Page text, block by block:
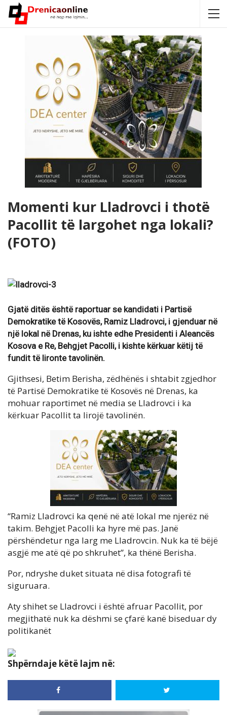
Momenti kur Lladrovci i thotë
Pacollit të largohet nga lokali?
(FOTO)
Gjatë ditës është raportuar se kandidati i Partisë
Demokratike të Kosovës, Ramiz Lladrovci, i gjenduar në
një lokal në Drenas, ku ishte edhe Presidenti i Aleancës
Kosova e Re, Behgjet Pacolli, i kishte kërkuar këtij të
fundit të lironte tavolinën.
Gjithsesi, Betim Berisha, zëdhënës i shtabit zgjedhor
të Partisë Demokratike të Kosovës në Drenas, ka
mohuar raportimet në media se Lladrovci i ka
kërkuar Pacollit ta lirojë tavolinën.
“Ramiz Lladrovci ka qenë në atë lokal me njerëz në
takim. Behgjet Pacolli ka hyre më pas. Janë
përshëndetur nga larg me Lladrovcin. Nuk ka të bëjë
asgjë me atë që po shkruhet”, ka thënë Berisha.
Por, ndryshe duket situata në disa fotografi të
siguruara.
Aty shihet se Lladrovci i është afruar Pacollit, por
megjithatë nuk ka dëshmi se çfarë kanë biseduar dy
politikanët
Shpërndaje këtë lajm në: